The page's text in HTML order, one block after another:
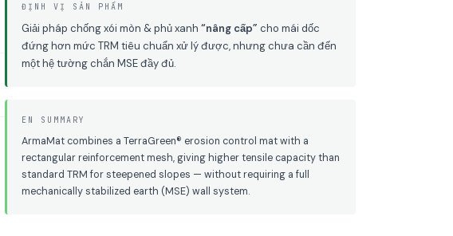
ĐỊNH VỊ SẢN PHẨM
Giải pháp chống xói mòn & phủ xanh “nâng cấp” cho mái dốc
đứng hơn mức TRM tiêu chuẩn xử lý được, nhưng chưa cần đến
một hệ tường chắn MSE đầy đủ.
EN SUMMARY
ArmaMat combines a TerraGreen® erosion control mat with a
rectangular reinforcement mesh, giving higher tensile capacity than
standard TRM for steepened slopes — without requiring a full
mechanically stabilized earth (MSE) wall system.